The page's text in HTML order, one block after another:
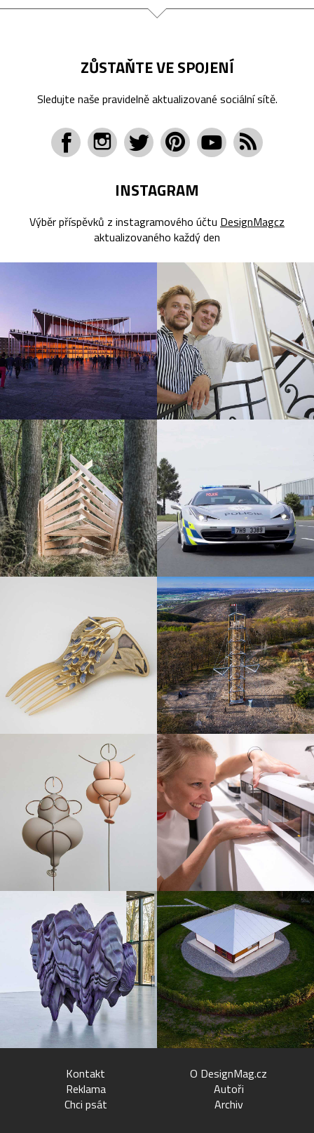
ZŮSTAŇTE VE SPOJENÍ
Sledujte naše pravidelně aktualizované sociální sítě.
INSTAGRAM
Výběr příspěvků z instagramového účtu DesignMagcz
aktualizovaného každý den
Kontakt
Reklama
Chci psát
O DesignMag.cz
Autoři
Archiv